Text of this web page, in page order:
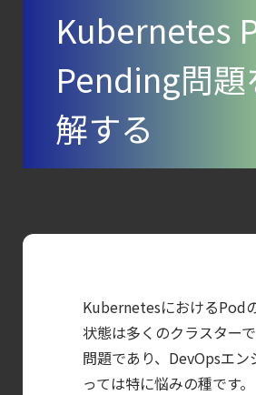
AIワークロードのコ
GPU環境を守る新
AWS/GCP
ブログを更新しま
【ブログ】CISO
のための Headless
Cloud Security
Kubernetes
Pending問題
解する
KubernetesにおけるPod
状態は多くのクラスター
問題であり、DevOpsエン
っては特に悩みの種です。